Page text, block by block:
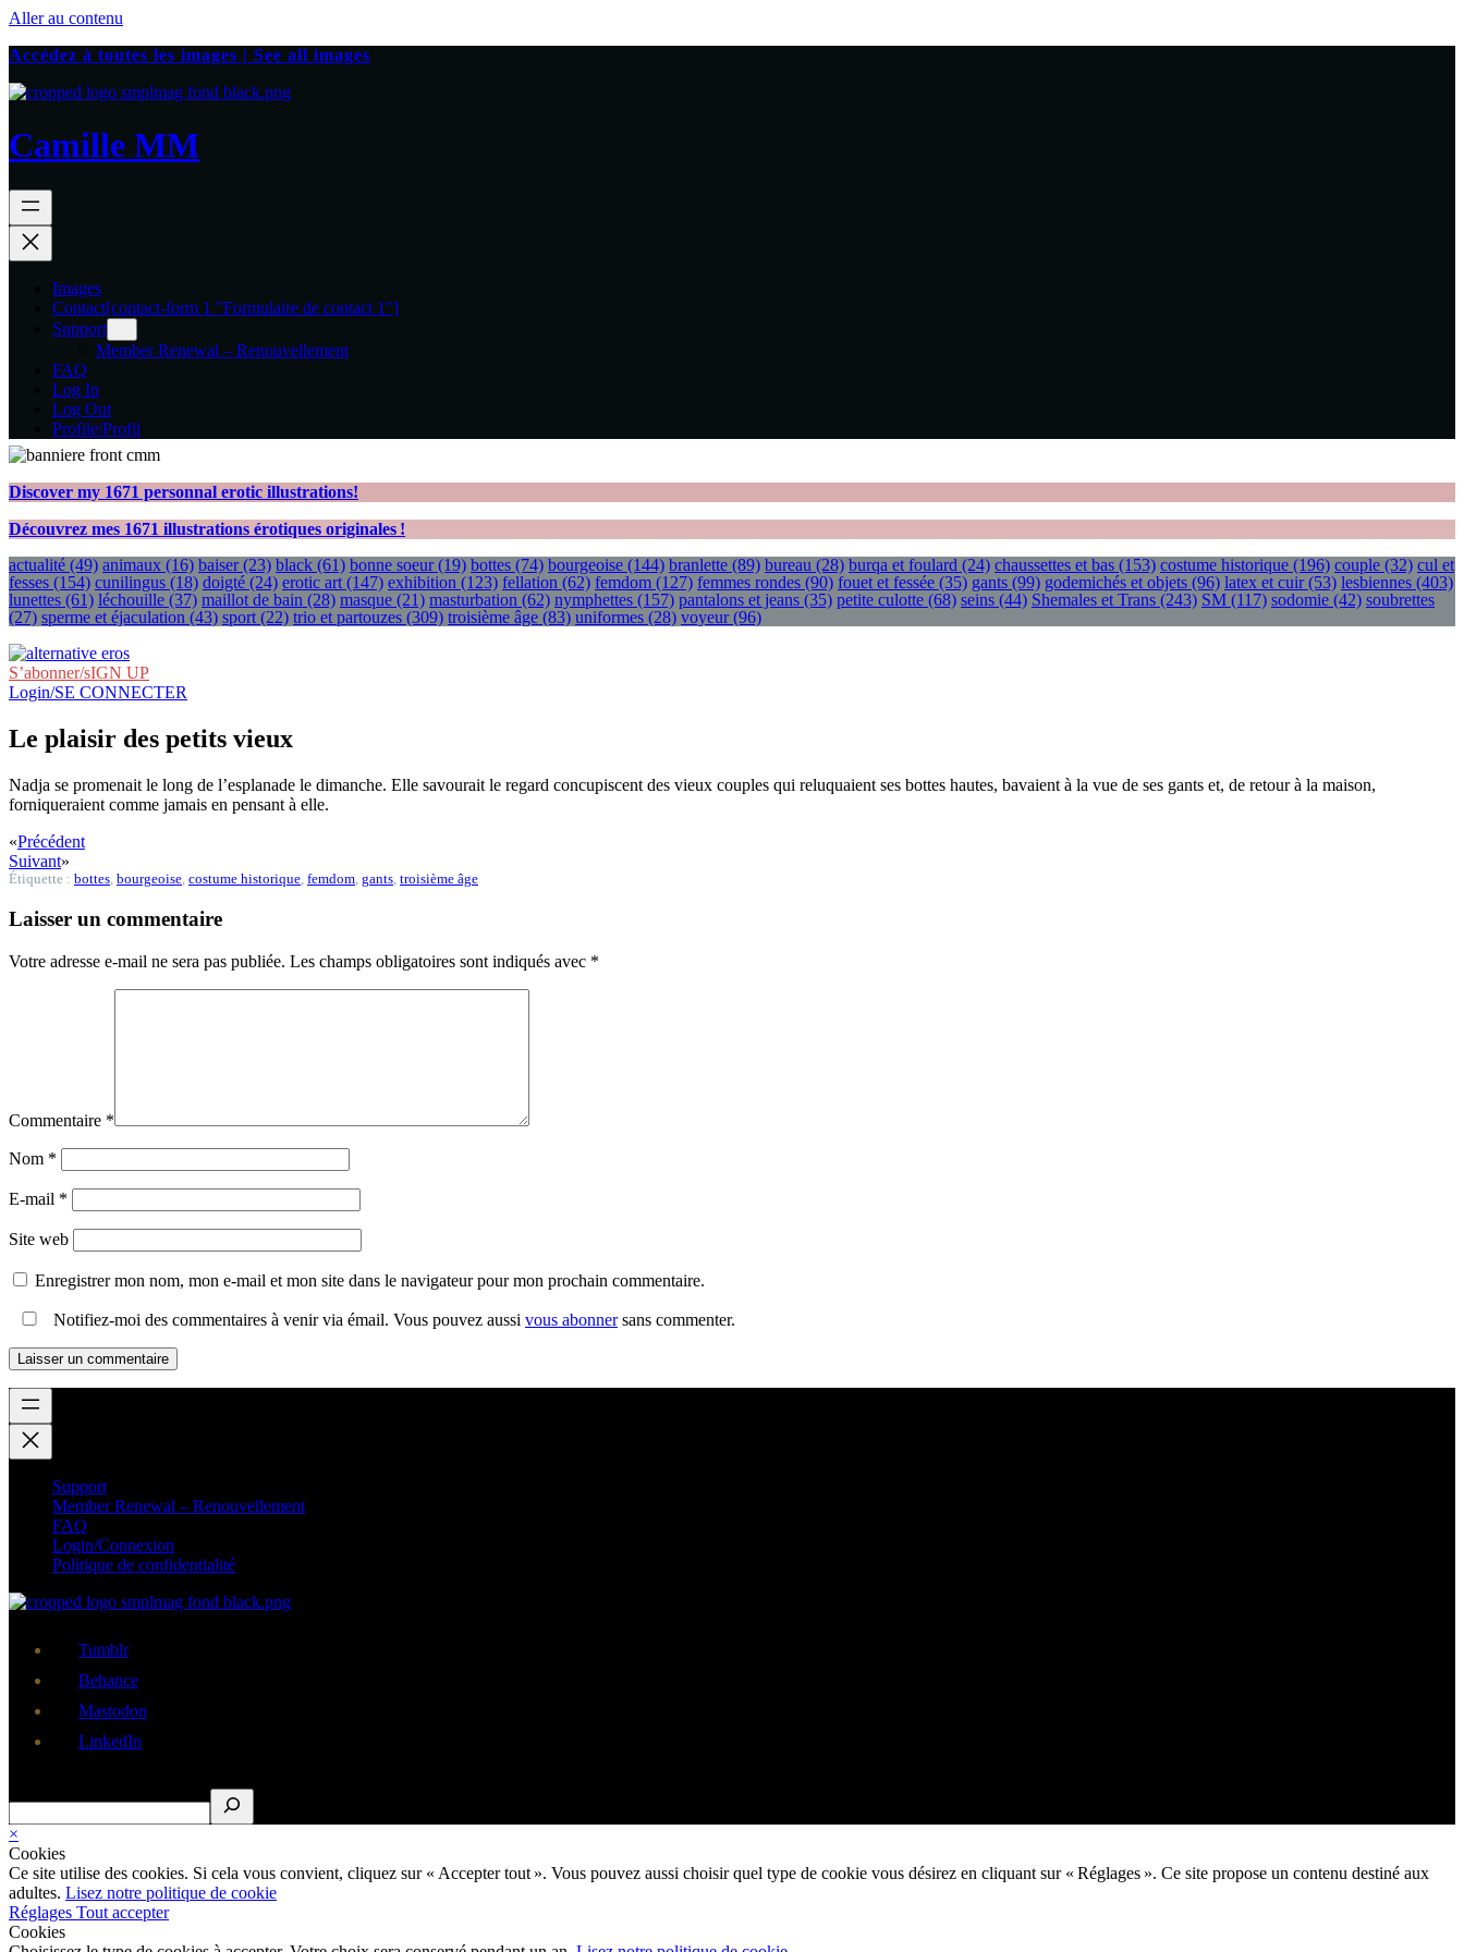
Aller au contenu
Accédez à toutes les images | See all images
Camille MM
Images
Contact[contact-form 1 "Formulaire de contact 1"]
Support
Member Renewal – Renouvellement
FAQ
Log In
Log Out
Profile/Profil
Discover my 1671 personnal erotic illustrations!
Découvrez mes 1671 illustrations érotiques originales !
actualité (49) animaux (16) baiser(23) black (61) bonne soeur(19) bottes (74) bourgeoise (144) branlette (89) bureau (28) burqa et foulard (24) chaussettes et bas (153) costume historique (196) couple (32) cul et
fesses (154) cunilingus (18) doigté (24) erotic art (147) exhibition (123) fellation (62) femdom (127) femmes rondes (90) fouet et fessée (35) gants (99) godemichés et objets (96) latex et cuir(53) lesbiennes (403)
lunettes (61) léchouille (37) maillot de bain (28) masque (21) masturbation (62) nymphettes (157) pantalons et jeans (35) petite culotte (68) seins (44) Shemales et Trans (243) SM (117) sodomie (42) soubrettes
(27) sperme et éjaculation (43) sport (22) trio et partouzes (309) troisième âge (83) uniformes (28) voyeur(96)
S’abonner/sIGN UP
Login/SE CONNECTER
Le plaisir des petits vieux
Nadja se promenait le long de l’esplanade le dimanche. Elle savourait le regard concupiscent des vieux couples qui reluquaient ses bottes hautes, bavaient à la vue de ses gants et, de retour à la maison,
forniqueraient comme jamais en pensant à elle.
«Précédent
Suivant»
Étiquette : bottes bourgeoise costume historique femdom gants troisième âge
Laisser un commentaire
Votre adresse e-mail ne sera pas publiée. Les champs obligatoires sont indiqués avec *
Commentaire *
Nom *
E-mail *
Site web
Enregistrer mon nom, mon e-mail et mon site dans le navigateur pour mon prochain commentaire.
Notifiez-moi des commentaires à venir via émail. Vous pouvez aussi vous abonnersans commenter.
Support
Member Renewal – Renouvellement
FAQ
Login/Connexion
Politique de confidentialité
Tumblr
Behance
Mastodon
LinkedIn
×
Cookies
Ce site utilise des cookies. Si cela vous convient, cliquez sur « Accepter tout ». Vous pouvez aussi choisir quel type de cookie vous désirez en cliquant sur « Réglages ». Ce site propose un contenu destiné aux
adultes. Lisez notre politique de cookie
Réglages Tout accepter
Cookies